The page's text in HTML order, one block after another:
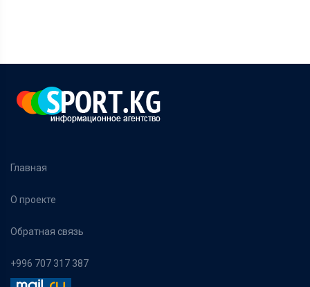
Главная
О проекте
Обратная связь
+996 707 317 387